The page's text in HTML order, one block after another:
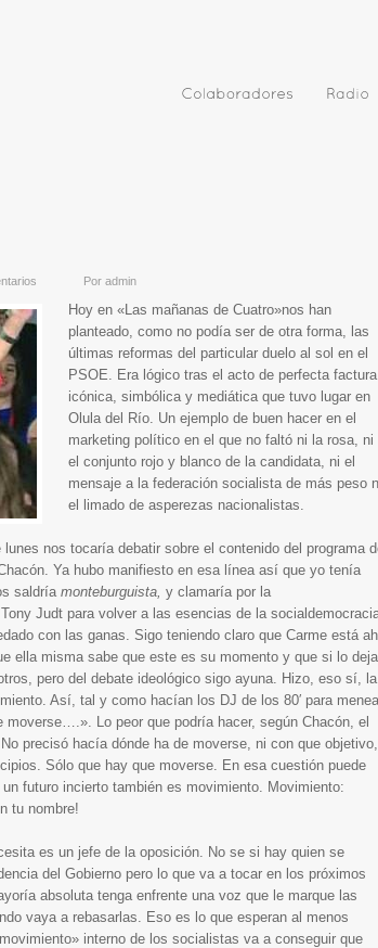
Por admin
Hoy en «Las mañanas de Cuatro»nos han
planteado, como no podía ser de otra forma, las
últimas reformas del particular duelo al sol en el
PSOE. Era lógico tras el acto de perfecta factura
icónica, simbólica y mediática que tuvo lugar en
Olula del Río. Un ejemplo de buen hacer en el
marketing político en el que no faltó ni la rosa, ni
el conjunto rojo y blanco de la candidata, ni el
mensaje a la federación socialista de más peso
el limado de asperezas nacionalistas.
nos tocaría debatir sobre el contenido del programa
Ya hubo manifiesto en esa línea así que yo tenía
saldría monteburguista, y clamaría por la
Judt para volver a las esencias de la
con las ganas. Sigo teniendo claro que Carme está
ella misma sabe que este es su momento y que si lo deja
pero del debate ideológico sigo ayuna. Hizo, eso sí, la
Así, tal y como hacían los DJ de los 80′ para
Lo peor que podría hacer, según Chacón, el
precisó hacía dónde ha de moverse, ni con que objetivo,
Sólo que hay que moverse. En esa cuestión puede
futuro incierto también es movimiento. Movimiento:
tu nombre!
es un jefe de la oposición. No se si hay quien se
del Gobierno pero lo que va a tocar en los próximos
absoluta tenga enfrente una voz que le marque las
vaya a rebasarlas. Eso es lo que esperan al menos
interno de los socialistas va a conseguir que